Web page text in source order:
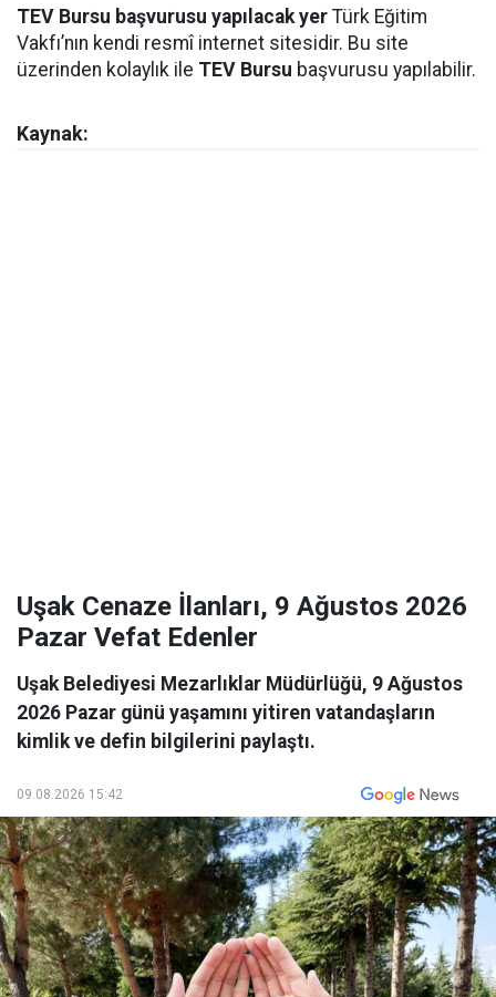
TEV Bursu başvurusu yapılacak yer Türk Eğitim
Vakfı’nın kendi resmî internet sitesidir. Bu site
üzerinden kolaylık ile TEV Bursu başvurusu yapılabilir.
Kaynak:
Uşak Cenaze İlanları, 9 Ağustos 2026
Pazar Vefat Edenler
Uşak Belediyesi Mezarlıklar Müdürlüğü, 9 Ağustos
2026 Pazar günü yaşamını yitiren vatandaşların
kimlik ve defin bilgilerini paylaştı.
09.08.2026 15:42